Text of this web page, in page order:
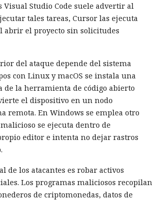
Visual Studio Code suele advertir al
tales tareas, Cursor las ejecuta
abrir el proyecto sin solicitudes
del ataque depende del sistema
con Linux y macOS se instala una
de la herramienta de código abierto
el dispositivo en un nodo
remota. En Windows se emplea otro
se ejecuta dentro de
editor e intenta no dejar rastros
de los atacantes es robar activos
Los programas maliciosos recopilan
de criptomonedas, datos de